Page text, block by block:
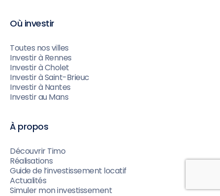
Où investir
Toutes nos villes
Investir à Rennes
Investir à Cholet
Investir à Saint-Brieuc
Investir à Nantes
Investir au Mans
À propos
Découvrir Timo
Réalisations
Guide de l’investissement locatif
Actualités
Simuler mon investissement